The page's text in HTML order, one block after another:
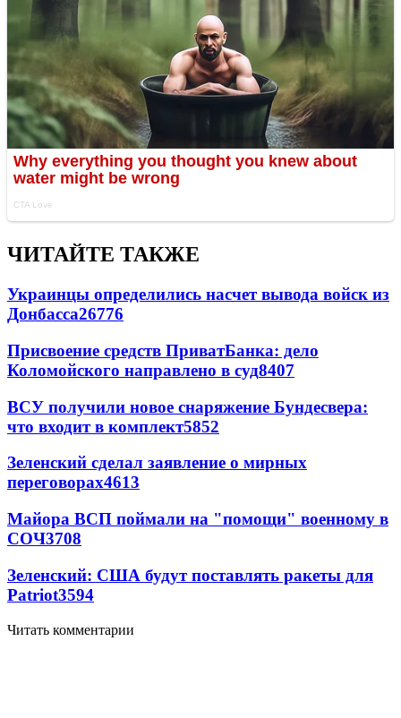
ЧИТАЙТЕ ТАКЖЕ
Украинцы определились насчет вывода войск из
Донбасса26776
Присвоение средств ПриватБанка: дело
Коломойского направлено в суд8407
ВСУ получили новое снаряжение Бундесвера:
что входит в комплект5852
Зеленский сделал заявление о мирных
переговорах4613
Майора ВСП поймали на "помощи" военному в
СОЧ3708
Зеленский: США будут поставлять ракеты для
Patriot3594
Читать комментарии